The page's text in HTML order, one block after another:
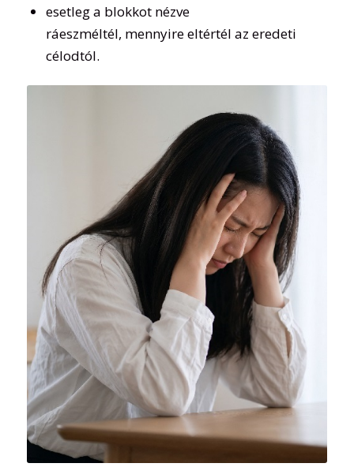
esetleg a blokkot nézve
ráeszméltél, mennyire eltértél az eredeti
célodtól.